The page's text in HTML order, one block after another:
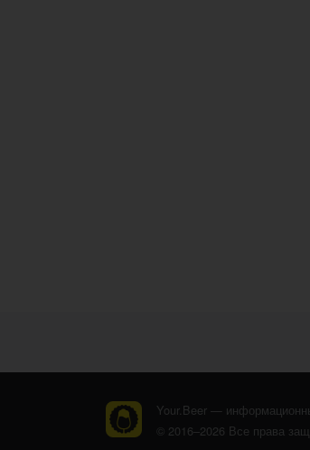
Your.Beer —
© 2016–2026 Все права